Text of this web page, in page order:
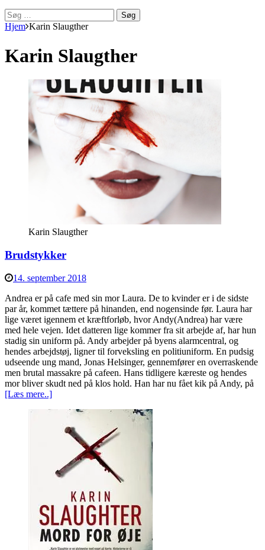
Søg
efter:
Hjem Karin Slaugther
Karin Slaugther
Karin Slaugther
Brudstykker
14. september 2018
Andrea er på cafe med sin mor Laura. De to kvinder er i de sidste
par år, kommet tættere på hinanden, end nogensinde før. Laura har
lige været igennem et kræftforløb, hvor Andy(Andrea) har være
med hele vejen. Idet datteren lige kommer fra sit arbejde af, har hun
stadig sin uniform på. Andy arbejder på byens alarmcentral, og
hendes arbejdstøj, ligner til forveksling en politiuniform. En pudsig
udseende ung mand, Jonas Helsinger, gennemfører en overraskende
men brutal massakre på cafeen. Hans tidligere kæreste og hendes
mor bliver skudt ned på klos hold. Han har nu fået kik på Andy, på
[Læs mere..]